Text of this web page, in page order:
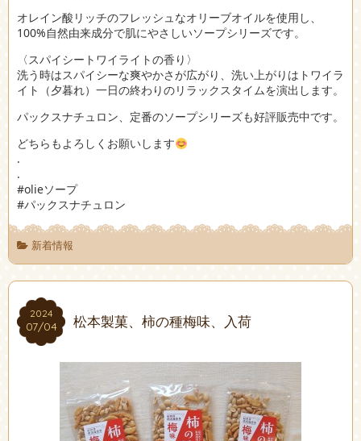
オレイン酸リッチのフレッシュなオリーブオイルを使用し、
100%自然由来成分で肌にやさしいソープシリーズです。
〈スパイシートワイライトの香り〉
洗う時はスパイシーな爽やかさが広がり、洗い上がりはトワイラ
イト（夕暮れ）一日の終わりのリラックスタイムを演出します。
パックスナチュロン、定番のソープシリーズも好評販売中です。
どちらもよろしくお願いします
.
.
#olieソープ
#パックスナチュロン
新着情報
2024
07/04
2024
07/04 松本製菓、柿の種梅味、入荷